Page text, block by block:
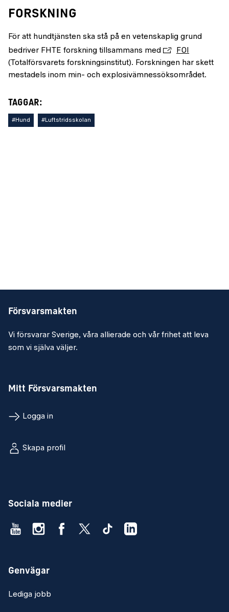
FORSKNING
För att hundtjänsten ska stå på en vetenskaplig grund
bedriver FHTE forskning tillsammans med
FOI
(Totalförsvarets forskningsinstitut). Forskningen har skett
mestadels inom min- och explosivämnessöksområdet.
TAGGAR:
#Hund #Luftstridsskolan
Försvarsmakten
Vi försvarar Sverige, våra allierade och vår frihet att leva
som vi själva väljer.
Mitt Försvarsmakten
Logga in
Skapa profil
Sociala medier
Genvägar
Lediga jobb